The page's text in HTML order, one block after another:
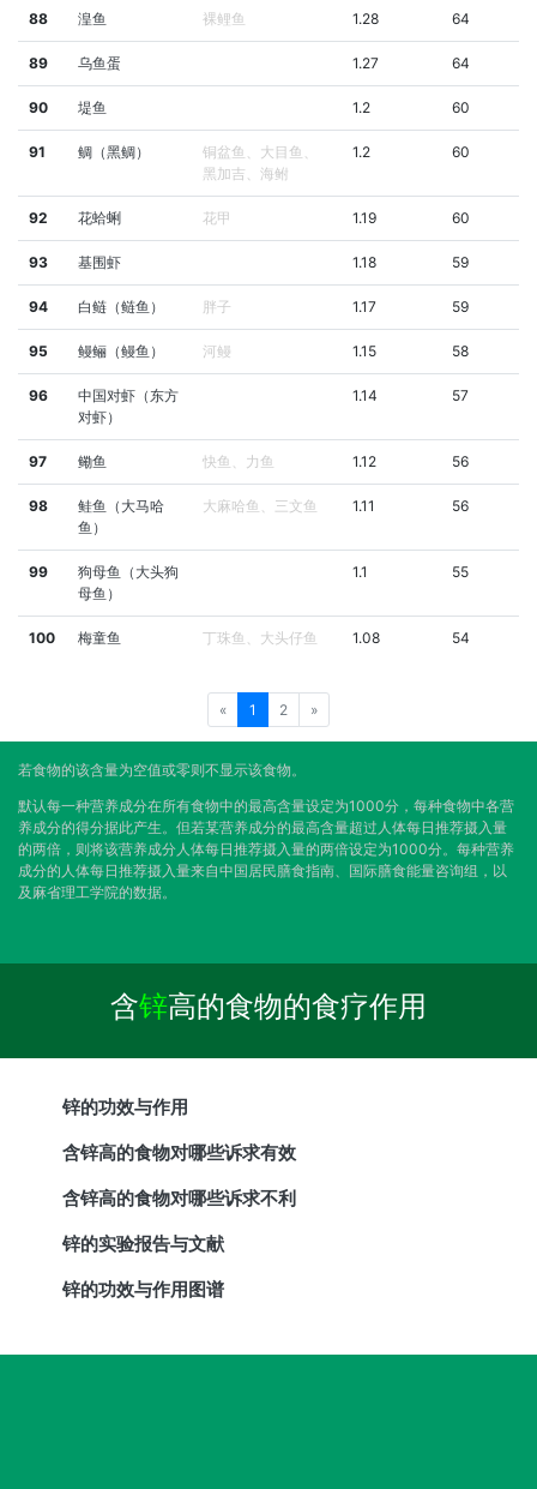
88 湟鱼 裸鲤鱼 1.28 64
89 乌鱼蛋 1.27 64
90 堤鱼 1.2 60
91 鲷（黑鲷）
铜盆鱼、大目鱼、
黑加吉、海鲋
1.2 60
92 花蛤蜊 花甲 1.19 60
93 基围虾 1.18 59
94 白鲢（鲢鱼） 胖子 1.17 59
95 鳗鲡（鳗鱼） 河鳗 1.15 58
96
中国对虾（东方
对虾）
1.14 57
97 鳓鱼 快鱼、力鱼 1.12 56
98
鲑鱼（大马哈
鱼）
大麻哈鱼、三文鱼 1.11 56
99
狗母鱼（大头狗
母鱼）
1.1 55
100 梅童鱼 丁珠鱼、大头仔鱼 1.08 54
« 1 2 »
若食物的该含量为空值或零则不显示该食物。
默认每一种营养成分在所有食物中的最高含量设定为1000分，每种食物中各营
养成分的得分据此产生。但若某营养成分的最高含量超过人体每日推荐摄入量
的两倍，则将该营养成分人体每日推荐摄入量的两倍设定为1000分。每种营养
成分的人体每日推荐摄入量来自中国居民膳食指南、国际膳食能量咨询组，以
及麻省理工学院的数据。
含锌高的食物的食疗作用
锌的功效与作用
含锌高的食物对哪些诉求有效
含锌高的食物对哪些诉求不利
锌的实验报告与文献
锌的功效与作用图谱